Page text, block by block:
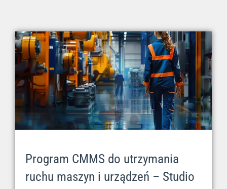
Program CMMS do utrzymania
ruchu maszyn i urządzeń – Studio